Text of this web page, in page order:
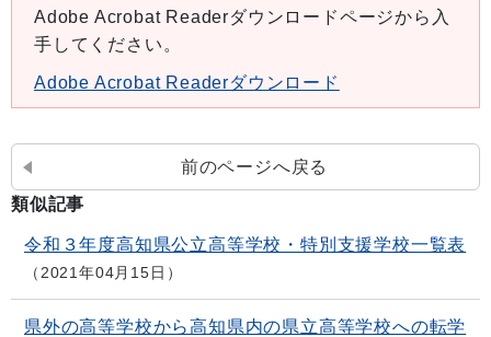
Adobe Acrobat Readerダウンロードページから入
手してください。
Adobe Acrobat Readerダウンロード
前のページへ戻る
類似記事
令和３年度高知県公立高等学校・特別支援学校一覧表
2021年04月15日
県外の高等学校から高知県内の県立高等学校への転学